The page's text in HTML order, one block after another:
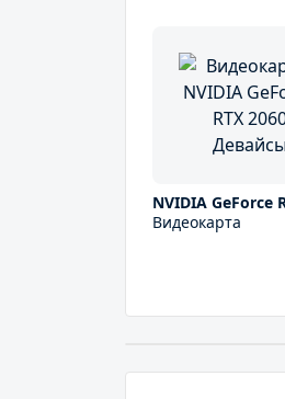
NVIDIA GeForce
Видеокарта